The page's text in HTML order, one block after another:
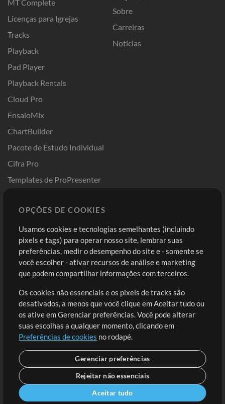
MT Complete
Licenças para Igrejas
Tracks
Playback
Pad Player
Playback Rentals
Cloud Pro
EnsaioMix
ChartBuilder
Pacote de Estudo Individual
Cifra Pro
Templates de ProPresenter
Sobre
Carreiras
Notícias
Comprar Créditos
Conteúdo Grátis
Solicite uma Música
Extras
Sessões
Envie seu conteúdo
Playlist
MT Conference
Entre
Cadastre-se
Ir ao carrinho
OPÇÕES DE COOKIES
Usamos cookies e tecnologias semelhantes (incluindo
pixels e tags) para operar nosso site, lembrar suas
preferências, medir o desempenho do site e - somente se
você escolher - ativar recursos de análise e marketing
que podem compartilhar informações com terceiros.
Os cookies não essenciais e os pixels de tracks são
desativados, a menos que você clique em Aceitar tudo ou
os ative em Gerenciar preferências. Você pode alterar
suas escolhas a qualquer momento, clicando em
Preferências de cookies no rodapé.
Gerenciar preferências
Rejeitar não essenciais
Aceitar tudo